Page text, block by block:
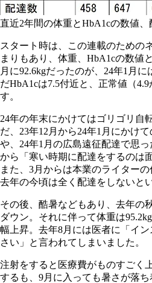
直近2年間の体重とHbA1cの数値、
スタート時は、この連載のための
まりもあり、体重、HbA1cの数値
月に92.6kgだったのが、24年1月
だHbA1cは7.5付近と、正常値（
す。
24年の年末にかけてはゴリゴリ自
だ、23年12月から24年1月にかけ
や、24年1月の広島遠征配達で思
から「寒い時期に配達をするのは
また、3月からは本業のライターの
去年の今頃は全く配達をしないと
その後、酷暑などもあり、去年の
ダウン。それに伴って体重は
幅上昇。去年8月には医者に「イ
さい」と言われてしまいました。
注射をすると医療費がものすごく
するも、9月に入っても暑さが落